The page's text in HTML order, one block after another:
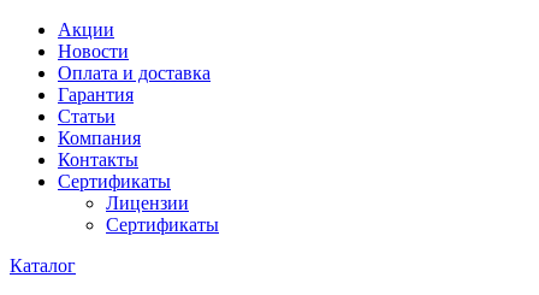
Акции
Новости
Оплата и доставка
Гарантия
Статьи
Компания
Контакты
Сертификаты
Лицензии
Сертификаты
Каталог